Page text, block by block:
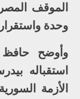
الموقف
وحدة
وأوضح حافظ
استقباله
الأزمة